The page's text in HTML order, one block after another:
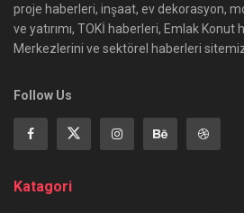
proje haberleri, inşaat, ev dekorasyon,
ve yatırımı, TOKİ haberleri, Emlak Konut
Merkezlerini ve sektörel haberleri
Follow Us
Katagori